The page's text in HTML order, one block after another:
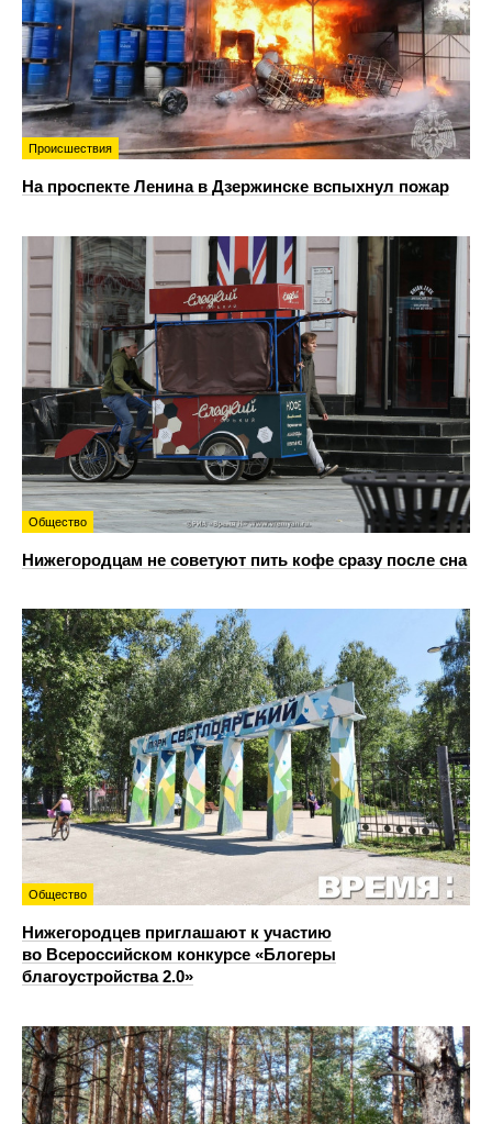
Происшествия
На проспекте Ленина в Дзержинске вспыхнул пожар
Общество
Нижегородцам не советуют пить кофе сразу после сна
Общество
Нижегородцев приглашают к участию
во Всероссийском конкурсе «Блогеры
благоустройства 2.0»